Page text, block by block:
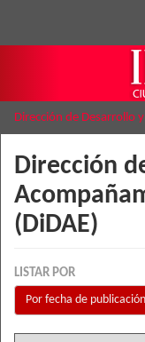
Dirección de Desarrollo
Dirección
(DiDAE)
LISTAR POR
Por fecha de publicación